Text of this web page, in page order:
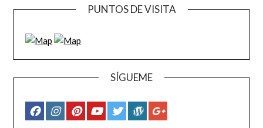
PUNTOS DE VISITA
SÍGUEME